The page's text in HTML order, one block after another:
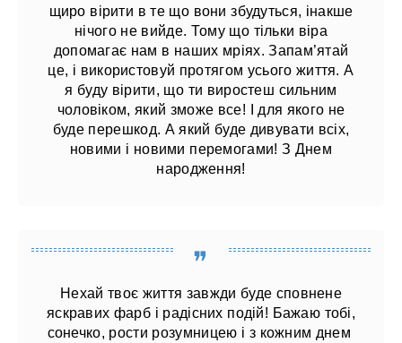
щиро вірити в те що вони збудуться, інакше
нічого не вийде. Тому що тільки віра
допомагає нам в наших мріях. Запам’ятай
це, і використовуй протягом усього життя. А
я буду вірити, що ти виростеш сильним
чоловіком, який зможе все! І для якого не
буде перешкод. А який буде дивувати всіх,
новими і новими перемогами! З Днем
народження!
Нехай твоє життя завжди буде сповнене
яскравих фарб і радісних подій! Бажаю тобі,
сонечко, рости розумницею і з кожним днем ​​